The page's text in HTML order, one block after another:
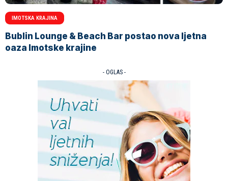
IMOTSKA KRAJINA
Bublin Lounge & Beach Bar postao nova ljetna
oaza Imotske krajine
- OGLAS -